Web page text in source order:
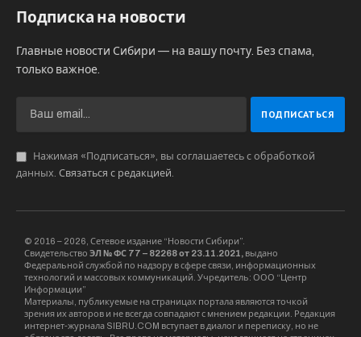
Эта реликвия была доставлена из Тульской
Матроны Московской. Прибытие мощей
состоялось в 17:00. Каждый день с 8:00 до 20:00
все желающие имеют возможность посетить
собор по адресу: улица Ленина, дом 7, и
старицы. В полдень будут проводиться
пребывать в Томске в течение следующей
недели, до 19:00 5 июля.
Важно отметить, что к Матроне обращаются с
просьбами в самых разнообразных жизненных
обстоятельствах. Наиболее часто верующие